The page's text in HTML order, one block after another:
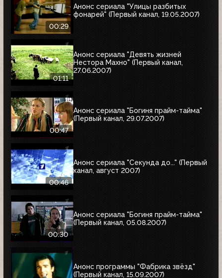
00:29
Анонс сериала "Улицы разбитых
фонарей" (Первый канал, 19.05.2007)
01:11
Анонс сериала "Девять жизней
Нестора Махно" (Первый канал,
27.06.2007)
00:47
Анонс сериала "Богиня прайм-тайма"
(Первый канал, 29.07.2007)
00:46
Анонс сериала "Секунда до..." (Первый
канал, август 2007)
00:30
Анонс сериала "Богиня прайм-тайма"
(Первый канал, 05.08.2007)
Анонс программы "Фабрика звёзд"
(Первый канал, 15.09.2007)